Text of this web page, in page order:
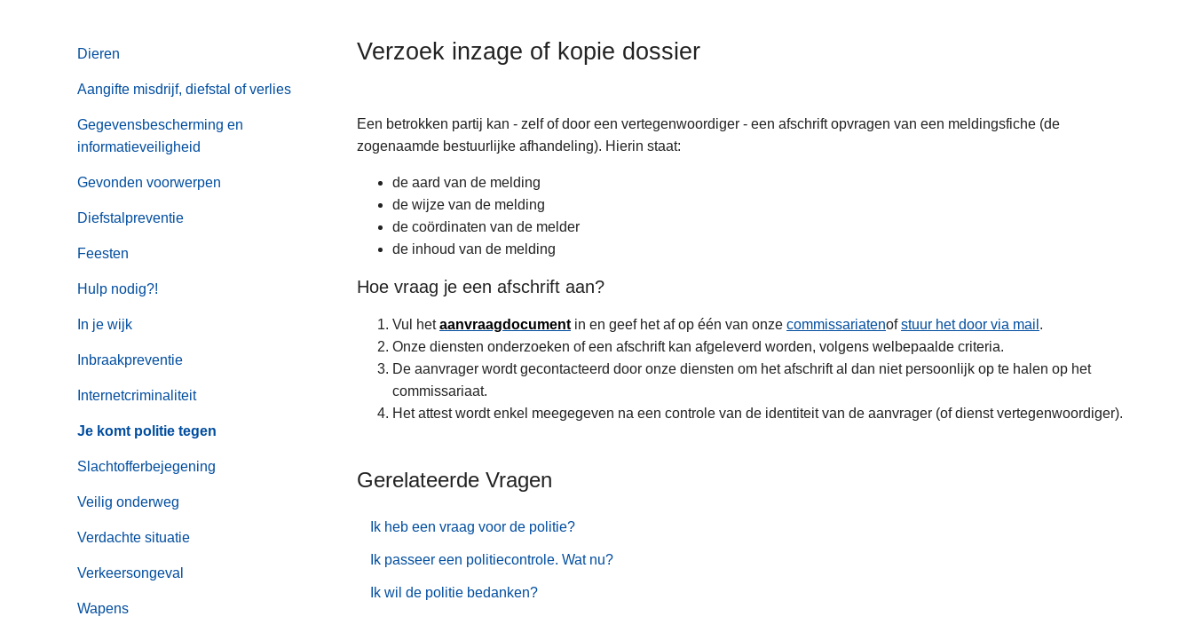
Dieren
Aangifte misdrijf, diefstal of verlies
Gegevensbescherming en
informatieveiligheid
Gevonden voorwerpen
Diefstalpreventie
Feesten
Hulp nodig?!
In je wijk
Inbraakpreventie
Internetcriminaliteit
Je komt politie tegen
Slachtofferbejegening
Veilig onderweg
Verdachte situatie
Verkeersongeval
Wapens
Verzoek inzage of kopie dossier
Een betrokken partij kan - zelf of door een vertegenwoordiger - een afschrift opvragen van een meldingsfiche (de
zogenaamde bestuurlijke afhandeling). Hierin staat:
de aard van de melding
de wijze van de melding
de coördinaten van de melder
de inhoud van de melding
Hoe vraag je een afschrift aan?
Vul hetaanvraagdocument in en geef het af op één van onze commissariatenofstuur het door via mail .
Onze diensten onderzoeken of een afschrift kan afgeleverd worden, volgens welbepaalde criteria.
De aanvrager wordt gecontacteerd door onze diensten om het afschrift al dan niet persoonlijk op te halen op het
commissariaat.
Het attest wordt enkel meegegeven na een controle van de identiteit van de aanvrager (of dienst vertegenwoordiger).
Gerelateerde Vragen
Ik heb een vraag voor de politie?
Ik passeer een politiecontrole. Wat nu?
Ik wil de politie bedanken?